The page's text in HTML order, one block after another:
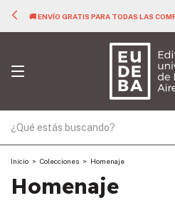
🚚 ENVÍO GRATIS PARA TODAS LAS
Inicio > Colecciones > Homenaje
Homenaje